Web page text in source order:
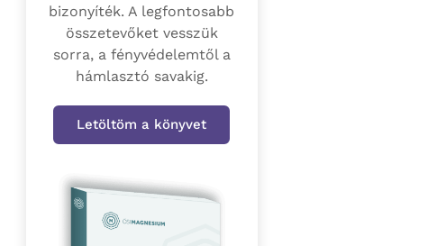
bizonyíték. A legfontosabb
összetevőket vesszük
sorra, a fényvédelemtől a
hámlasztó savakig.
Letöltöm a könyvet